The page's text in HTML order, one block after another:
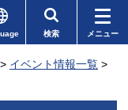
検索 メニュー
> イベント情報一覧 >